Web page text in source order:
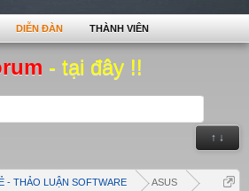
- tại đây !!
↑ ↓
- THẢO LUẬN SOFTWARE ASUS
DIỄN ĐÀN THÀNH VIÊN